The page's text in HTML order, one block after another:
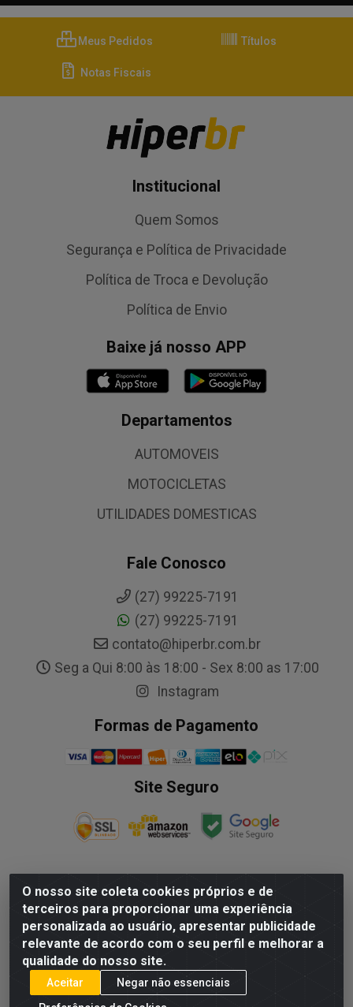
O nosso site coleta cookies próprios e de
terceiros para proporcionar uma experiência
personalizada ao usuário, apresentar publicidade
relevante de acordo com o seu perfil e melhorar a
qualidade do nosso site.
Aceitar
Negar não essenciais
Meus Pedidos Títulos
Notas Fiscais
Institucional
Quem Somos
Segurança e Política de Privacidade
Política de Troca e Devolução
Política de Envio
Baixe já nosso APP
Departamentos
AUTOMOVEIS
MOTOCICLETAS
UTILIDADES DOMESTICAS
Fale Conosco
(27) 99225-7191
(27) 99225-7191
contato@hiperbr.com.br
Seg a Qui 8:00 às 18:00 - Sex 8:00 as 17:00
Instagram
Formas de Pagamento
Site Seguro
NALESSO DISTRIBUIDORA DE AUTO PECAS LTDA - Rua
Paulo Afonso, nº10 Galpão 03 SL 1 - Alecrim - Vila
Velha/ES - CEP 29.118-033 - CNPJ: 29.722.419/0003-09